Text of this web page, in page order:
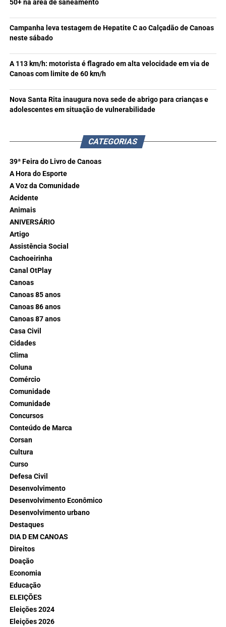
50+ na área de saneamento
Campanha leva testagem de Hepatite C ao Calçadão de Canoas
neste sábado
A 113 km/h: motorista é flagrado em alta velocidade em via de
Canoas com limite de 60 km/h
Nova Santa Rita inaugura nova sede de abrigo para crianças e
adolescentes em situação de vulnerabilidade
CATEGORIAS
39ª Feira do Livro de Canoas
A Hora do Esporte
A Voz da Comunidade
Acidente
Animais
ANIVERSÁRIO
Artigo
Assistência Social
Cachoeirinha
Canal OtPlay
Canoas
Canoas 85 anos
Canoas 86 anos
Canoas 87 anos
Casa Civil
Cidades
Clima
Coluna
Comércio
Comunidade
Comunidade
Concursos
Conteúdo de Marca
Corsan
Cultura
Curso
Defesa Civil
Desenvolvimento
Desenvolvimento Econômico
Desenvolvimento urbano
Destaques
DIA D EM CANOAS
Direitos
Doação
Economia
Educação
ELEIÇÕES
Eleições 2024
Eleições 2026